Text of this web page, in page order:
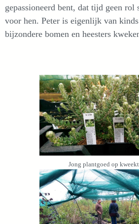
gepassioneerd bent, dat tijd geen rol
voor hen. Peter is eigenlijk van
bijzondere bomen en heesters
Jong plantgoed op